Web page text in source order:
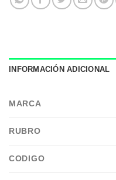
INFORMACIÓN ADICIONAL
MARCA
RUBRO
CODIGO